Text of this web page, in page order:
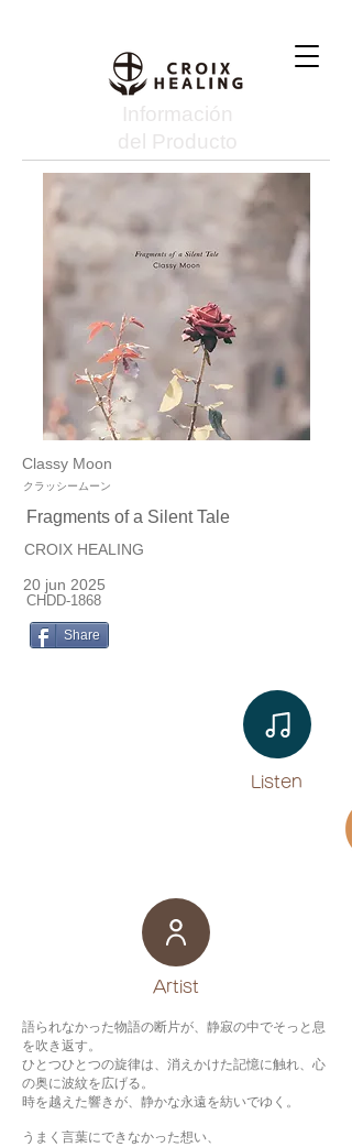
Información
del Producto
Classy Moon
クラッシームーン
Fragments of a Silent Tale
CROIX HEALING
20 jun 2025
CHDD-1868
Share
Listen​
​Artist
語られなかった物語の断片が、静寂の中でそっと息
を吹き返す。
ひとつひとつの旋律は、消えかけた記憶に触れ、心
の奥に波紋を広げる。
時を越えた響きが、静かな永遠を紡いでゆく。
うまく言葉にできなかった想い、